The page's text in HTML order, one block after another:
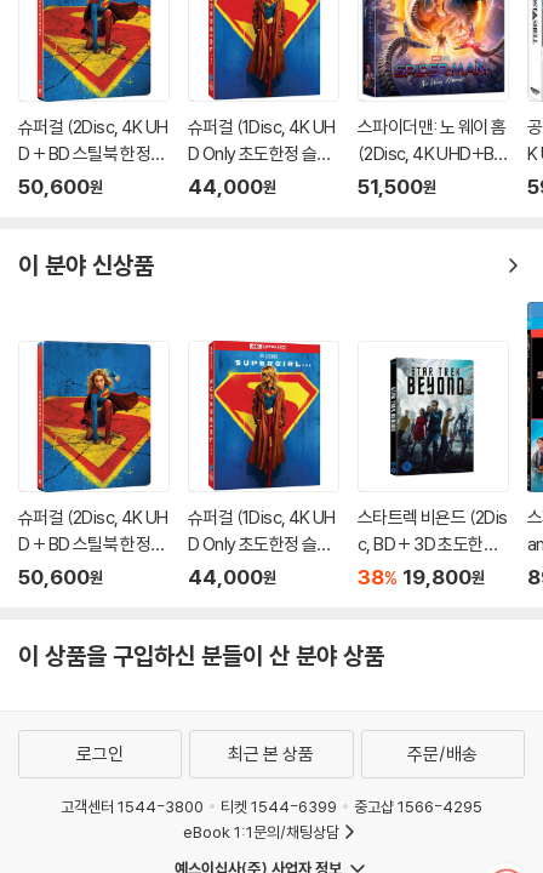
슈퍼걸 (2Disc, 4K UH
D + BD 스틸북 한정
판) (펀치) : 블루레이
50,600원
슈퍼걸 (1Disc, 4K UH
D Only 초도한정 슬립
케이스) : 블루레이
44,000원
스파이더맨: 노 웨이 홈
(2Disc, 4K UHD+BD
렌티큘러 풀슬립 B1 스
51,500원
K
이 분야 신상품
슈퍼걸 (2Disc, 4K UH
D + BD 스틸북 한정
판) (펀치) : 블루레이
50,600원
슈퍼걸 (1Disc, 4K UH
D Only 초도한정 슬립
케이스) : 블루레이
44,000원
스타트렉 비욘드 (2Dis
c, BD + 3D 초도한정
오링 케이스) : 블루레
38% 19,800원
이 상품을 구입하신 분들이 산 분야 상품
로그인 최근 본 상품 주문/배송
고객센터 1544-3800 티켓 1544-6399
중고샵 1566-4295
eBook 1:1문의/채팅상담
예스이십사(주) 사업자 정보